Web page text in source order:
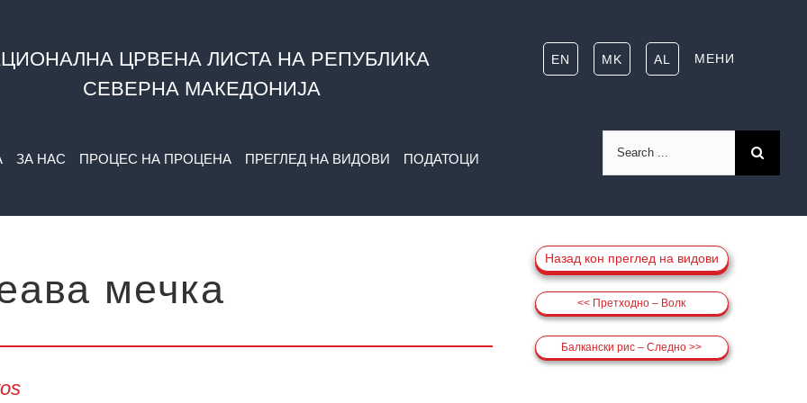
EN MK AL МЕНИ
ЦРВЕНА ЛИСТА НА РЕПУБЛИКА
СЕВЕРНА МАКЕДОНИЈА
ЗА НАС ПРОЦЕС НА ПРОЦЕНА ПРЕГЛЕД НА ВИДОВИ ПОДАТОЦИ
Search
for:
мечка
Назад кон преглед на видови
<< Претходно – Волк
Балкански рис – Следно >>